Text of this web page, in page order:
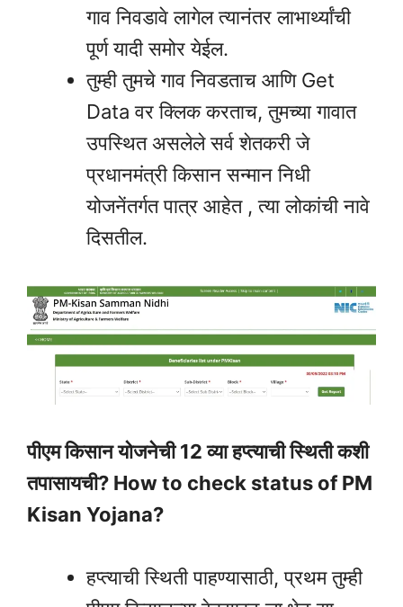
गाव निवडावे लागेल त्यानंतर लाभार्थ्यांची
पूर्ण यादी समोर येईल.
तुम्ही तुमचे गाव निवडताच आणि Get
Data वर क्लिक करताच, तुमच्या गावात
उपस्थित असलेले सर्व शेतकरी जे
प्रधानमंत्री किसान सन्मान निधी
योजनेंतर्गत पात्र आहेत , त्या लोकांची नावे
दिसतील.
पीएम किसान योजनेची 12 व्या हप्त्याची स्थिती कशी
तपासायची? How to check status of PM
Kisan Yojana?
हप्त्याची स्थिती पाहण्यासाठी, प्रथम तुम्ही